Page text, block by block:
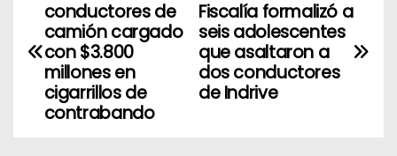
a
Fiscalía formalizó a
seis adolescentes
que asaltaron a
dos conductores
de Indrive
conductores de
camión cargado
con $3.800
millones en
cigarrillos de
contrabando